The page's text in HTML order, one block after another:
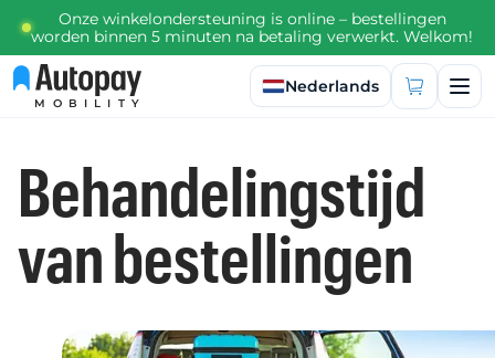
Onze winkelondersteuning is online – bestellingen
worden binnen 5 minuten na betaling verwerkt. Welkom!
MOBILITY
Taal selecteren
Nederlands
Behandelingstijd
van bestellingen